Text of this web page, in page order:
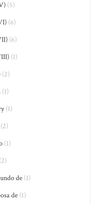
(5)
(6)
(6)
(1)
(2)
(1)
(1)
(1)
(2)
de (1)
de(1)